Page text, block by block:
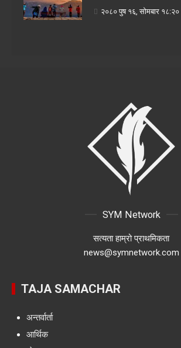
२०८० पुष १६, सोमबार १८:२०
SYM Network
सत्यता हाम्रो प्राथमिकता
news@symnetwork.com
TAJA SAMACHAR
अन्तर्वार्ता
आर्थिक